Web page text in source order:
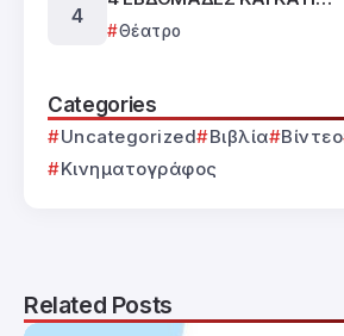
Θέατρο
Categories
Uncategorized Βιβλία Βίντεο
Κινηματογράφος
Related Posts